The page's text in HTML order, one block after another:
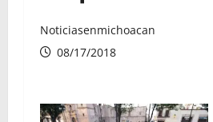
Noticiasenmichoacan
08/17/2018